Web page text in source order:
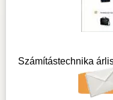
Számítástechnika